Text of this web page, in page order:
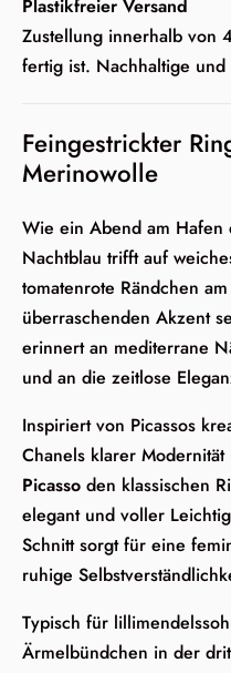
Plastikfreier Versand
Zustellung innerhalb von
fertig ist. Nachhaltige
Feingestrickter
Merinowolle
Wie ein Abend am Hafen
Nachtblau trifft auf
tomatenrote Rändchen
überraschenden Akzent
erinnert an mediterrane
und an die zeitlose
Inspiriert von Picassos
Chanels klarer
Picasso den klassischen
elegant und voller
Schnitt sorgt für eine
ruhige
Typisch für
Ärmelbündchen in der